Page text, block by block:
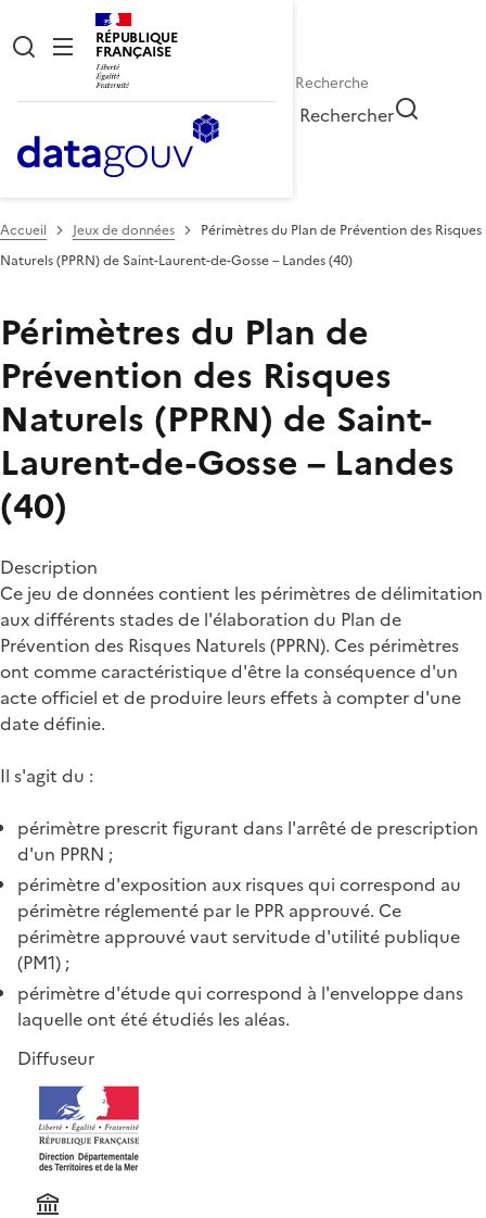
RÉPUBLIQUE
FRANÇAISE
Rechercher
Accueil Jeux de données
Périmètres du Plan de Prévention des Risques
Naturels (PPRN) de Saint-Laurent-de-Gosse – Landes (40)
Périmètres du Plan de
Prévention des Risques
Naturels (PPRN) de Saint-
Laurent-de-Gosse – Landes
(40)
Description
Ce jeu de données contient les périmètres de délimitation
aux différents stades de l'élaboration du Plan de
Prévention des Risques Naturels (PPRN). Ces périmètres
ont comme caractéristique d'être la conséquence d'un
acte officiel et de produire leurs effets à compter d'une
date définie.
Il s'agit du :
périmètre prescrit figurant dans l'arrêté de prescription
d'un PPRN ;
périmètre d'exposition aux risques qui correspond au
périmètre réglementé par le PPR approuvé. Ce
périmètre approuvé vaut servitude d'utilité publique
(PM1) ;
périmètre d'étude qui correspond à l'enveloppe dans
laquelle ont été étudiés les aléas.
Diffuseur